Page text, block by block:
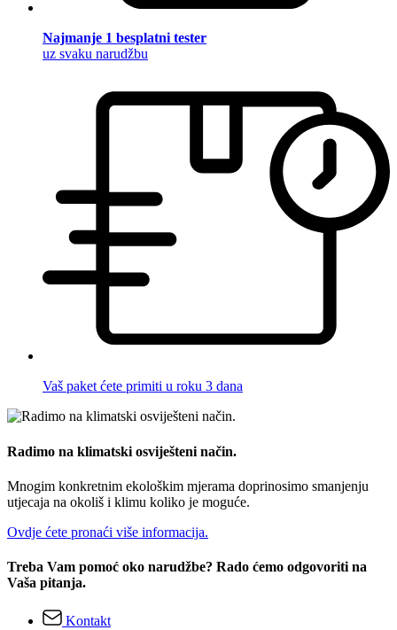
Najmanje 1 besplatni tester
uz svaku narudžbu
Vaš paket ćete primiti u roku 3 dana
Radimo na klimatski osviješteni način.
Mnogim konkretnim ekološkim mjerama doprinosimo smanjenju
utjecaja na okoliš i klimu koliko je moguće.
Ovdje ćete pronaći više informacija.
Treba Vam pomoć oko narudžbe? Rado ćemo odgovoriti na
Vaša pitanja.
Kontakt